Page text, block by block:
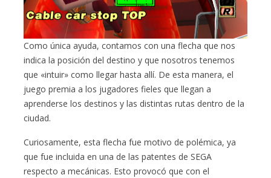
Como única ayuda, contamos con una flecha que nos
indica la posición del destino y que nosotros tenemos
que «intuir» como llegar hasta allí. De esta manera, el
juego premia a los jugadores fieles que llegan a
aprenderse los destinos y las distintas rutas dentro de la
ciudad.
Curiosamente, esta flecha fue motivo de polémica, ya
que fue incluida en una de las patentes de SEGA
respecto a mecánicas. Esto provocó que con el